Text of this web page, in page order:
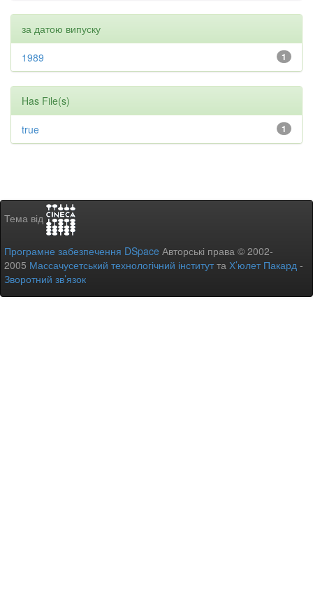
за датою випуску
1
1989
Has File(s)
1
true
Тема від
Програмне забезпечення DSpace Авторські права © 2002-
2005 Массачусетський технологічний інститутта Х’юлет Пакард -
Зворотний зв’язок